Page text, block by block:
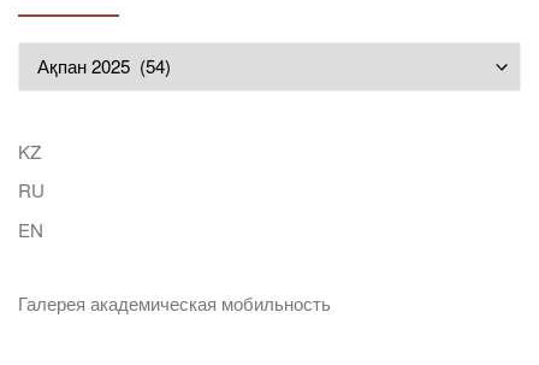
KZ
RU
EN
Галерея академическая мобильность